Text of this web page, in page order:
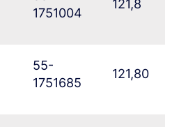
1751004
121,8
55-
1751685
121,80